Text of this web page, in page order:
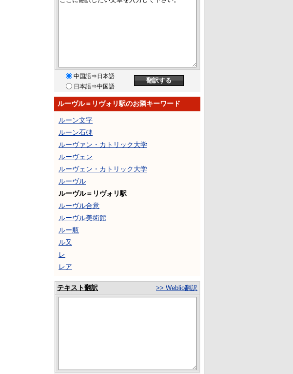
中国語⇒日本語
日本語⇒中国語
ルーヴル＝リヴォリ駅のお隣キーワード
ルーン文字
ルーン石碑
ルーヴァン・カトリック大学
ルーヴェン
ルーヴェン・カトリック大学
ルーヴル
ルーヴル＝リヴォリ駅
ルーヴル合意
ルーヴル美術館
ルー瓶
ル又
レ
レア
テキスト翻訳 >> Weblio翻訳